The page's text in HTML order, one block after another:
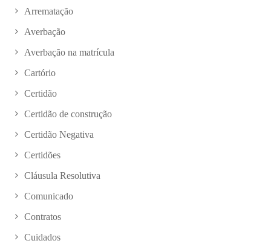
Arrematação
Averbação
Averbação na matrícula
Cartório
Certidão
Certidão de construção
Certidão Negativa
Certidões
Cláusula Resolutiva
Comunicado
Contratos
Cuidados